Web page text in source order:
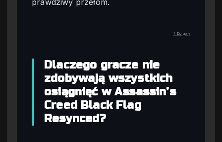
prawdziwy przełom.
↑ Do góry
Dlaczego gracze nie
zdobywają wszystkich
osiągnięć w Assassin’s
Creed Black Flag
Resynced?